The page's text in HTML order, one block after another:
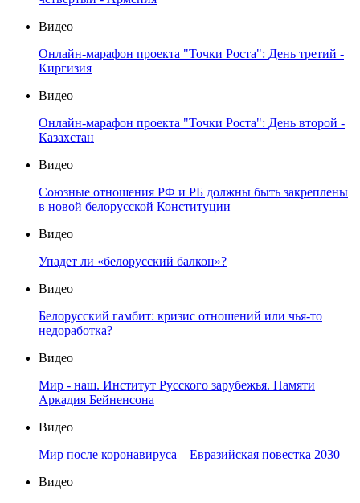
Видео
Онлайн-марафон проекта "Точки Роста": День третий -
Киргизия
Видео
Онлайн-марафон проекта "Точки Роста": День второй -
Казахстан
Видео
Союзные отношения РФ и РБ должны быть закреплены
в новой белорусской Конституции
Видео
Упадет ли «белорусский балкон»?
Видео
Белорусский гамбит: кризис отношений или чья-то
недоработка?
Видео
Мир - наш. Институт Русского зарубежья. Памяти
Аркадия Бейненсона
Видео
Мир после коронавируса – Евразийская повестка 2030
Видео